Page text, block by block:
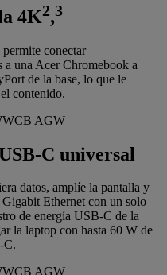
4K2,3
conectar
a una Acer Chromebook a
de la base, lo que le
contenido.
C universal
datos, amplíe la pantalla y
Ethernet con un solo
de energía USB-C de la
la laptop con hasta 60 W de
C.